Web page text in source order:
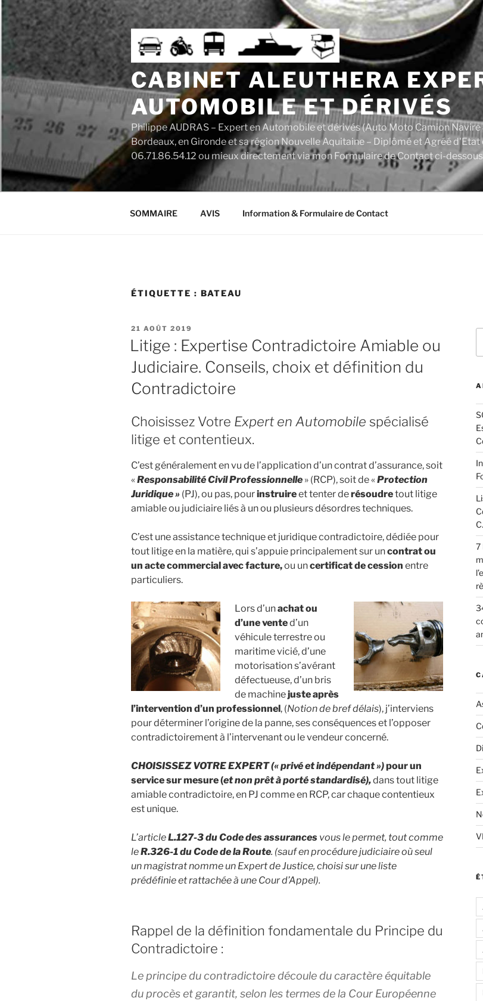
Aller
au
contenu
principal
CABINET ALEUTHERA
AUTOMOBILE ET DÉRIVÉS
Philippe AUDRAS – Expert en Automobile et dérivés (Auto Moto Camion
Bordeaux, en Gironde et sa région Nouvelle Aquitaine – Diplômé et Agréé
06.71.86.54.12 ou mieux directement via mon Formulaire de Contact ci-
SOMMAIRE AVIS Information & Formulaire de Contact
ÉTIQUETTE : BATEAU
PUBLIÉ
LE
21 AOÛT 2019
Litige : Expertise Contradictoire Amiable ou
Judiciaire. Conseils, choix et définition du
Contradictoire
Choisissez Votre Expert en Automobile spécialisé
litige et contentieux.
C’est généralement en vu de l’application d’un contrat d’assurance, soit
«Responsabilité Civil Professionnelle » (RCP), soit de «Protection
Juridique » (PJ), ou pas, pourinstruireet tenter derésoudretout litige
amiable ou judiciaire liés à un ou plusieurs désordres techniques.
C’est une assistance technique et juridique contradictoire, dédiée pour
tout litige en la matière, qui s’appuie principalement sur uncontrat ou
un acte commercial avec facture,ou uncertificat de cession entre
particuliers.
Lors d’unachat ou
d’une vented’un
véhicule terrestre ou
maritime vicié, d’une
motorisation s’avérant
défectueuse, d’un bris
de machinejuste après
l’intervention d’un professionnel, (Notion de bref délais), j’interviens
pour déterminer l’origine de la panne, ses conséquences et l’opposer
contradictoirement à l’intervenant ou le vendeur concerné.
CHOISISSEZ VOTRE EXPERT (« privé et indépendant »)pour un
service sur mesure (et non prêt à porté standardisé),dans tout litige
amiable contradictoire, en PJ comme en RCP, car chaque contentieux
est unique.
L’articleL.127-3 du Code des assurances vous le permet, tout comme
leR.326-1 du Code de la Route. (sauf en procédure judiciaire où seul
un magistrat nomme un Expert de Justice, choisi sur une liste
prédéfinie et rattachée à une Cour d’Appel).
Rappel de la définition fondamentale du Principe du
Contradictoire :
Le principe du contradictoire découle du caractère équitable
du procès et garantit, selon les termes de la Cour Européenne
:
7